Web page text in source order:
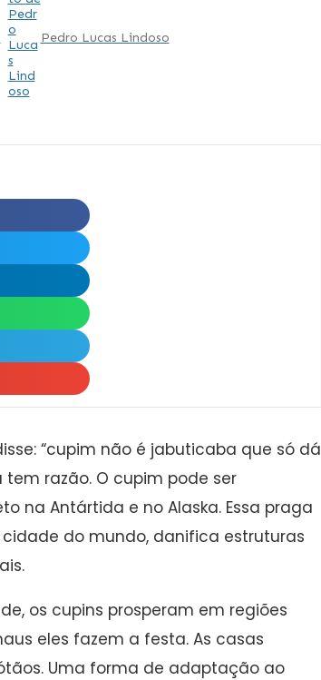
Pedro Lucas Lindoso
“cupim não é jabuticaba que só dá
tem razão. O cupim pode ser
na Antártida e no Alaska. Essa praga
do mundo, danifica estruturas
os cupins prosperam em regiões
eles fazem a festa. As casas
Uma forma de adaptação ao